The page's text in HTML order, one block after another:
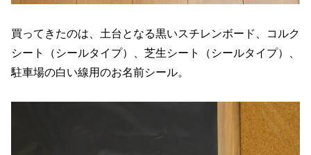
買ってきたのは、土台となる黒いスチレンボード、コルク
シート（シールタイプ）、芝生シート（シールタイプ）、
駐車場の白い線用のお名前シール。